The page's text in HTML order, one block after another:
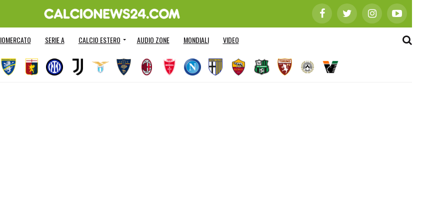
SERIE A CALCIO ESTERO AUDIO ZONE MONDIALI VIDEO